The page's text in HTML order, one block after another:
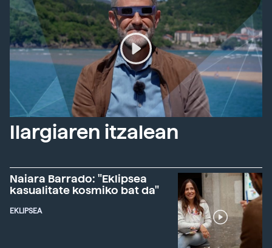
Ilargiaren itzalean
Naiara Barrado: "Eklipsea
kasualitate kosmiko bat da"
EKLIPSEA